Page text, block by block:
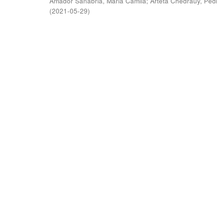
(2021-05-29)